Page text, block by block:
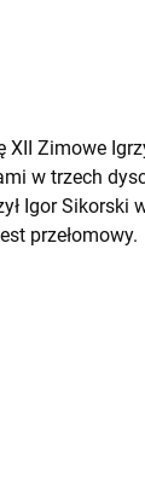
Zimowe
w trzech
Igor Sikorski
przełomowy.